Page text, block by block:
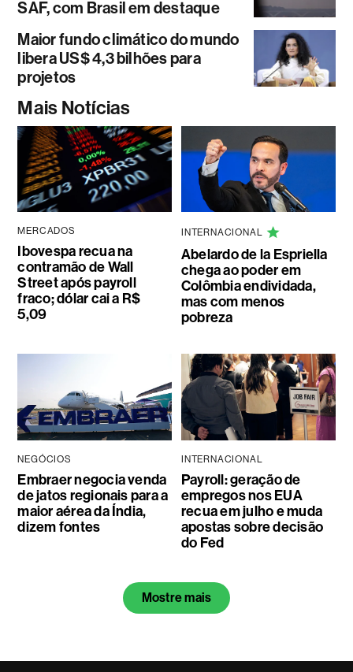
SAF, com Brasil em destaque
Maior fundo climático do mundo
libera US$ 4,3 bilhões para
projetos
Mais Notícias
MERCADOS
Ibovespa recua na
contramão de Wall
Street após payroll
fraco; dólar cai a R$
5,09
INTERNACIONAL
Abelardo de la Espriella
chega ao poder em
Colômbia endividada,
mas com menos
pobreza
NEGÓCIOS
Embraer negocia venda
de jatos regionais para a
maior aérea da Índia,
dizem fontes
INTERNACIONAL
Payroll: geração de
empregos nos EUA
recua em julho e muda
apostas sobre decisão
do Fed
Mostre mais